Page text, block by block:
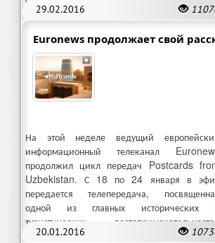
29.02.2016
ундирилди.
Euronews продолжает свой
20.01.2016
На этой неделе ведущий
информационный телеканал
продолжил цикл передач Postcards
Uzbekistan. С 18 по 24 января в
передается телепередача,
одной из главных исторических
туристических
города Хивы – дворцу Таш-Ховли.